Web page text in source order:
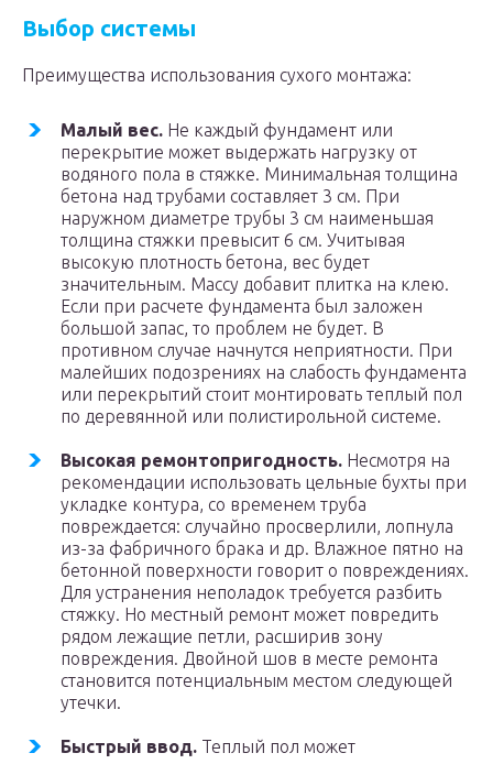
Выбор системы
Преимущества использования сухого монтажа:
Малый вес. Не каждый фундамент или
перекрытие может выдержать нагрузку от
водяного пола в стяжке. Минимальная толщина
бетона над трубами составляет 3 см. При
наружном диаметре трубы 3 см наименьшая
толщина стяжки превысит 6 см. Учитывая
высокую плотность бетона, вес будет
значительным. Массу добавит плитка на клею.
Если при расчете фундамента был заложен
большой запас, то проблем не будет. В
противном случае начнутся неприятности. При
малейших подозрениях на слабость фундамента
или перекрытий стоит монтировать теплый пол
по деревянной или полистирольной системе.
Высокая ремонтопригодность. Несмотря на
рекомендации использовать цельные бухты при
укладке контура, со временем труба
повреждается: случайно просверлили, лопнула
из-за фабричного брака и др. Влажное пятно на
бетонной поверхности говорит о повреждениях.
Для устранения неполадок требуется разбить
стяжку. Но местный ремонт может повредить
рядом лежащие петли, расширив зону
повреждения. Двойной шов в месте ремонта
становится потенциальным местом следующей
утечки.
Быстрый ввод. Теплый пол может